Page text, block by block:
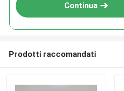
Continua
Prodotti raccomandati